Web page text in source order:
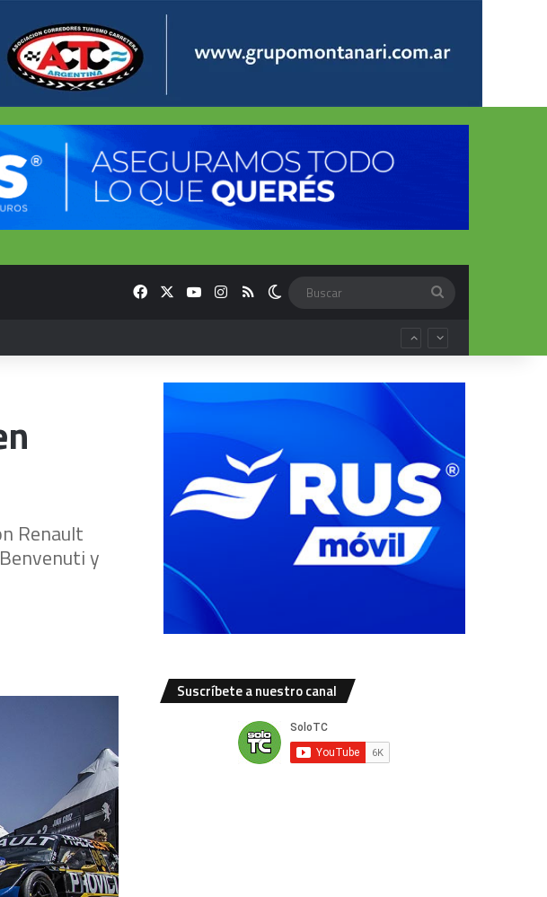
FacebookYouTubeInstagram
RSS Switch skin
Renault
y
Suscríbete a nuestro canal